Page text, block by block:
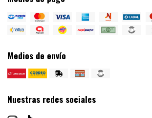
Medios de envío
Nuestras redes sociales